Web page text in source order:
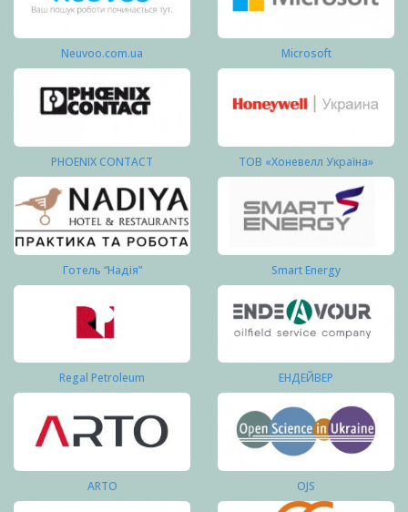
Neuvoo.com.ua Microsoft
PHOENIX CONTACT ТОВ «Хоневелл Україна»
Готель “Надія” Smart Energy
Regal Petroleum ЕНДЕЙВЕР
ARTO OJS